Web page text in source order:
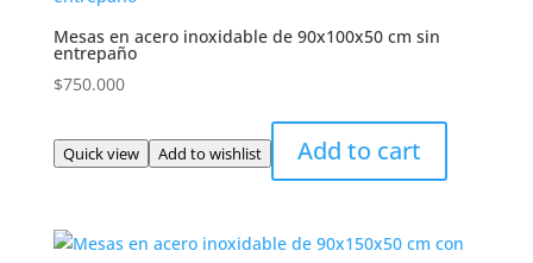
Mesas en acero inoxidable de 90x100x50 cm sin
entrepaño
$750.000
Quick view Add to wishlist Add to cart